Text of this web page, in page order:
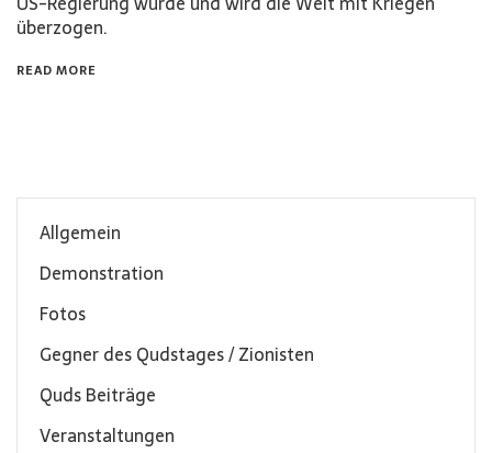
überzogen.
READ MORE
Allgemein
Demonstration
Fotos
Gegner des Qudstages / Zionisten
Quds Beiträge
Veranstaltungen